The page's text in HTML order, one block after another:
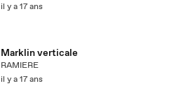
il y a 17 ans
Marklin verticale
RAMIERE
il y a 17 ans